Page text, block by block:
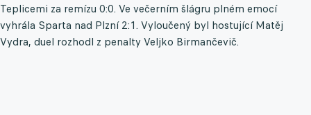
Teplicemi za remízu 0:0. Ve večerním šlágru plném emocí
vyhrála Sparta nad Plzní 2:1. Vyloučený byl hostující Matěj
Vydra, duel rozhodl z penalty Veljko Birmančevič.